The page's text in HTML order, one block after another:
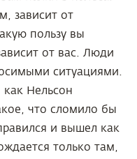
зависит от
пользу вы
от вас. Люди
ситуациями.
Нельсон
что сломило бы
и вышел как
только там,